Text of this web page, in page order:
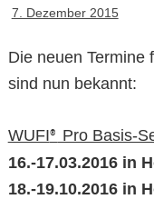
7. Dezember 2015
Die neuen Termine
sind nun bekannt:
WUFI® Pro Basis-
16.-17.03.2016 in
18.-19.10.2016 in